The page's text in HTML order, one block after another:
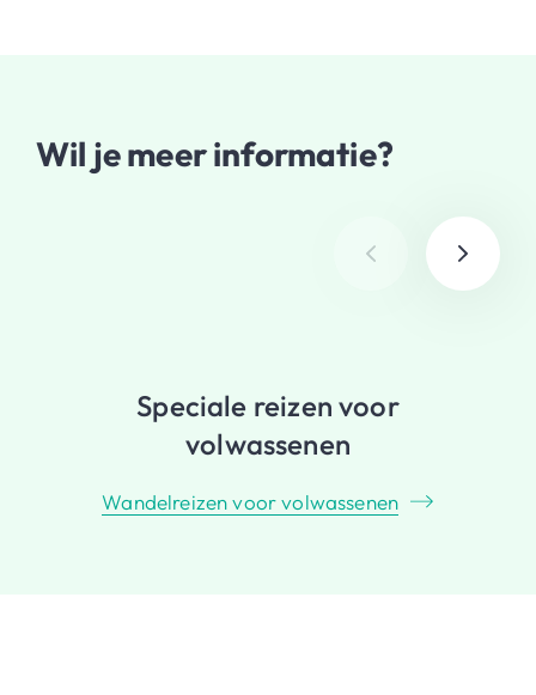
Wil je meer informatie?
Speciale reizen voor
volwassenen
Wandelreizen voor volwassenen